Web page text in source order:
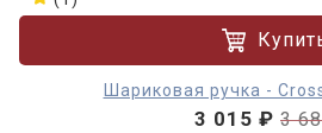
Шариковая ручка -
3 015 ₽ 3